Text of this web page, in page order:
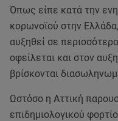
Όπως είπε κατά την
κορωνοϊού στην
αυξηθεί σε
οφείλεται και στον
βρίσκονται
Ωστόσο η Αττική
επιδημιολογικού